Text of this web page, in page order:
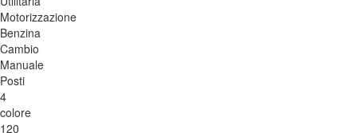
Motorizzazione
Benzina
Cambio
Manuale
Posti
4
colore
120